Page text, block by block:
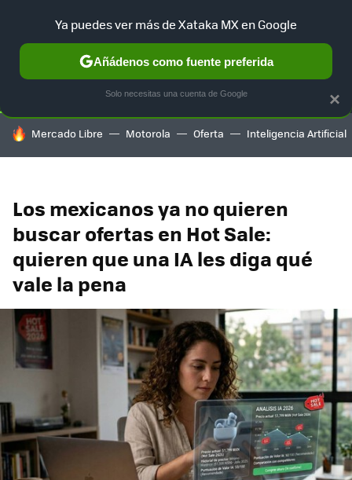
SELECCIÓN GAMING HOME AUTO TERRITORIO
HOY SE HABLA DE
Mercado Libre Motorola Oferta Inteligencia Artificial
Los mexicanos ya no quieren
buscar ofertas en Hot Sale:
quieren que una IA les diga qué
vale la pena
×
Ya puedes ver más de Xataka MX en Google
Añádenos como fuente preferida
Solo necesitas una cuenta de Google